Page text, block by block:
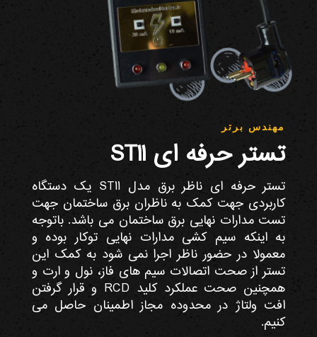
مهندس برتر
تستر حرفه ای ST11
تستر حرفه ای ناظر برق مدل ST11 یک دستگاه
کاربردی جهت کمک به ناظران برق ساختمان جهت
تست مدارات نهایی برق ساختمان می باشد. باتوجه
به اینکه سیم کشی مدارات نهایی توکار بوده و
معمولا در حضور ناظر اجرا نمی شود به کمک این
تستر از صحت اتصالات سیم های فاز، نول و ارت و
همچنین صحت عملکرد کلید RCD و قرار گرفتن
افت ولتاژ در محدوده مجاز اطمینان حاصل می
کنیم.